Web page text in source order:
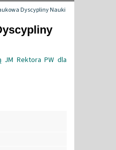
Dyscypliny Nauki
JM Rektora PW dla